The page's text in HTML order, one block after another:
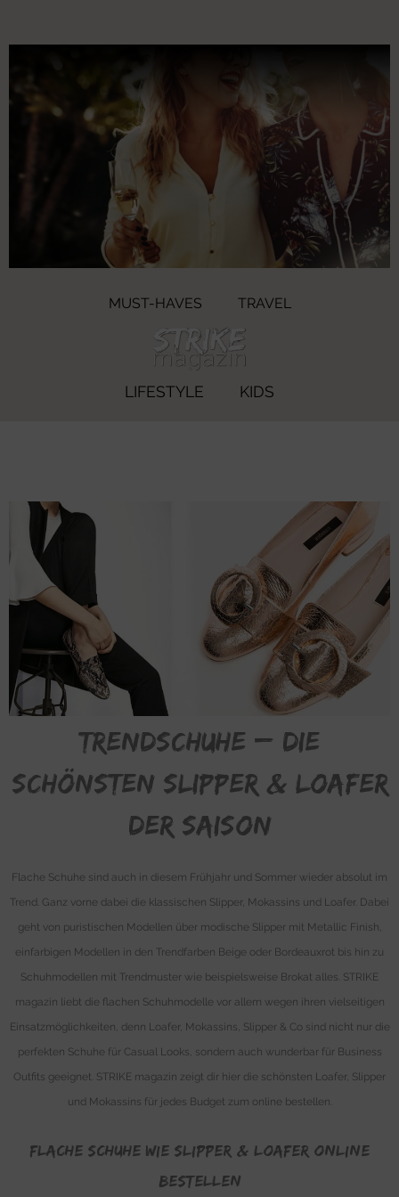
MUST-HAVES TRAVEL
LIFESTYLE KIDS
Trendschuhe – die
schönsten Slipper & Loafer
der Saison
Flache Schuhe sind auch in diesem Frühjahr und Sommer wieder absolut im
Trend. Ganz vorne dabei die klassischen Slipper, Mokassins und Loafer. Dabei
geht von puristischen Modellen über modische Slipper mit Metallic Finish,
einfarbigen Modellen in den Trendfarben Beige oder Bordeauxrot bis hin zu
Schuhmodellen mit Trendmuster wie beispielsweise Brokat alles. STRIKE
magazin liebt die flachen Schuhmodelle vor allem wegen ihren vielseitigen
Einsatzmöglichkeiten, denn Loafer, Mokassins, Slipper & Co sind nicht nur die
perfekten Schuhe für Casual Looks, sondern auch wunderbar für Business
Outfits geeignet. STRIKE magazin zeigt dir hier die schönsten Loafer, Slipper
und Mokassins für jedes Budget zum online bestellen.
Flache Schuhe wie Slipper & Loafer online
bestellen